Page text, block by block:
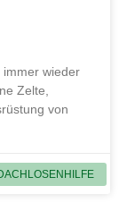
immer wieder
Zelte,
von